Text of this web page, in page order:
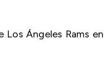
Los Ángeles Rams en